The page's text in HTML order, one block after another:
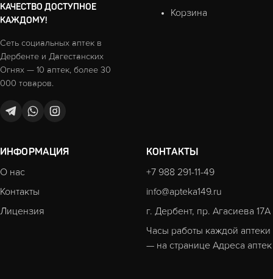
КАЧЕСТВО ДОСТУПНОЕ
КАЖДОМУ!
Сеть социальных аптек в
Дербенте и Дагестанских
Огнях — 10 аптек, более 30
000 товаров.
Корзина
ИНФОРМАЦИЯ
О нас
Контакты
Лицензия
КОНТАКТЫ
+7 988 291-11-49
info@apteka149.ru
г. Дербент, пр. Агасиева 17А
Часы работы каждой аптеки
— на странице Адреса аптек